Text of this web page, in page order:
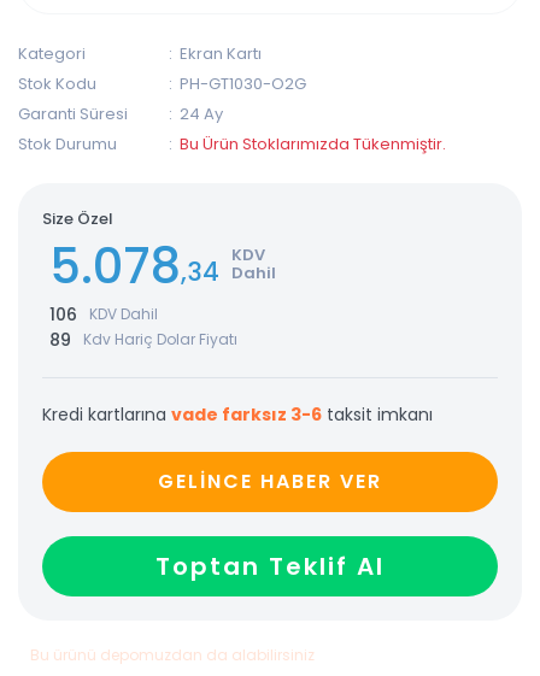
Kategori
Ekran Kartı
Stok Kodu
PH-GT1030-O2G
Garanti Süresi
24 Ay
Stok Durumu
Bu Ürün Stoklarımızda Tükenmiştir.
Size Özel
5.078,34 KDV
Dahil
106 KDV Dahil
89 Kdv Hariç Dolar Fiyatı
Kredi kartlarına vade farksız 3-6 taksit imkanı
GELİNCE HABER VER
Toptan Teklif Al
Bu ürünü depomuzdan da alabilirsiniz